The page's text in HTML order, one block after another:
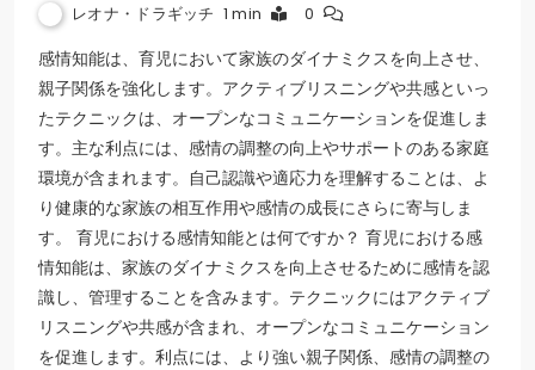
レオナ・ドラギッチ 1 min 0
感情知能は、育児において家族のダイナミクスを向上させ、
親子関係を強化します。アクティブリスニングや共感といっ
たテクニックは、オープンなコミュニケーションを促進しま
す。主な利点には、感情の調整の向上やサポートのある家庭
環境が含まれます。自己認識や適応力を理解することは、よ
り健康的な家族の相互作用や感情の成長にさらに寄与しま
す。 育児における感情知能とは何ですか？ 育児における感
情知能は、家族のダイナミクスを向上させるために感情を認
識し、管理することを含みます。テクニックにはアクティブ
リスニングや共感が含まれ、オープンなコミュニケーション
を促進します。利点には、より強い親子関係、感情の調整の